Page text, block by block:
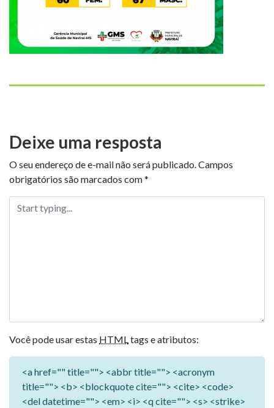
Deixe uma resposta
O seu endereço de e-mail não será publicado.Campos
obrigatórios são marcados com*
Você pode usar estas HTMLtags e atributos:
<a href="" title=""> <abbr title=""> <acronym
title=""> <b> <blockquote cite=""> <cite> <code>
<del datetime=""> <em> <i> <q cite=""> <s> <strike>